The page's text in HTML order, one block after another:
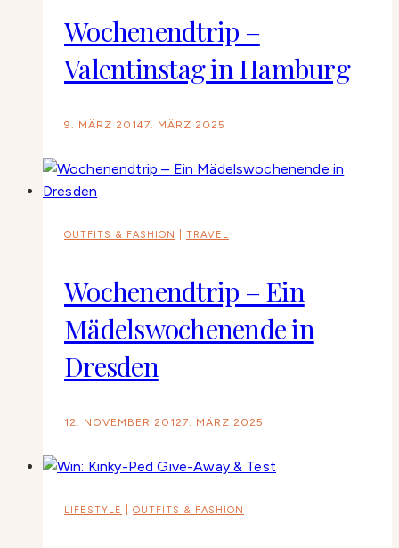
Wochenendtrip –
Valentinstag in Hamburg
9. MÄRZ 20147. MÄRZ 2025
OUTFITS & FASHION TRAVEL
Wochenendtrip – Ein
Mädelswochenende in
Dresden
12. NOVEMBER 20127. MÄRZ 2025
LIFESTYLE OUTFITS & FASHION